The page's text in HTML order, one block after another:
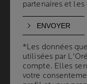
All About La
Protection
Sensibilite
allergies
Soleil et
peau
All About
partenaires et les
*Les données
utilisées par
compte. Elles
votre
partenaires et les
*Les données
utilisées par
compte. Elles
votre